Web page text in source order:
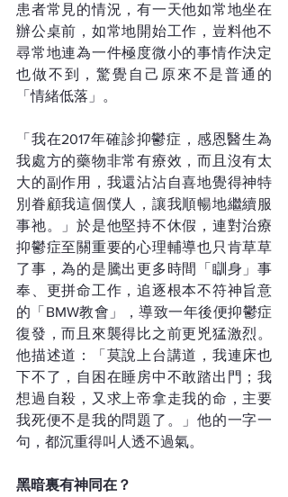
患者常見的情況，有一天他如常地坐在
辦公桌前，如常地開始工作，豈料他不
尋常地連為一件極度微小的事情作決定
也做不到，驚覺自己原來不是普通的
「情緒低落」。
「我在2017年確診抑鬱症，感恩醫生為
我處方的藥物非常有療效，而且沒有太
大的副作用，我還沾沾自喜地覺得神特
別眷顧我這個僕人，讓我順暢地繼續服
事祂。」於是他堅持不休假，連對治療
抑鬱症至關重要的心理輔導也只肯草草
了事，為的是騰出更多時間「瞓身」事
奉、更拼命工作，追逐根本不符神旨意
的「BMW教會」，導致一年後便抑鬱症
復發，而且來襲得比之前更兇猛激烈。
他描述道：「莫說上台講道，我連床也
下不了，自困在睡房中不敢踏出門；我
想過自殺，又求上帝拿走我的命，主要
我死便不是我的問題了。」他的一字一
句，都沉重得叫人透不過氣。
黑暗裏有神同在？